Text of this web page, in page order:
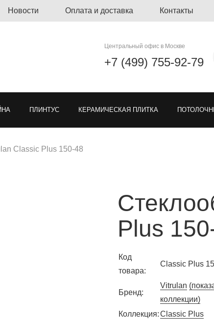
Новости Оплата и доставка Контакты
Центральный офис в Москве
+7 (499) 755-92-79
ПЛИНТУС КЕРАМИЧЕСКАЯ ПЛИТКА
ЛИНОЛЕУМ ОЗЕЛЕНЕНИЕ
Classic Plus 150-48
Plus
Код
товара:
Classic Plus
Бренд:
Vitrulan
коллекции)
Коллекция:Classic Plus